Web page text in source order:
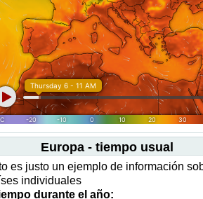
Europa - tiempo usual
es justo un ejemplo de información
individuales
durante el año: